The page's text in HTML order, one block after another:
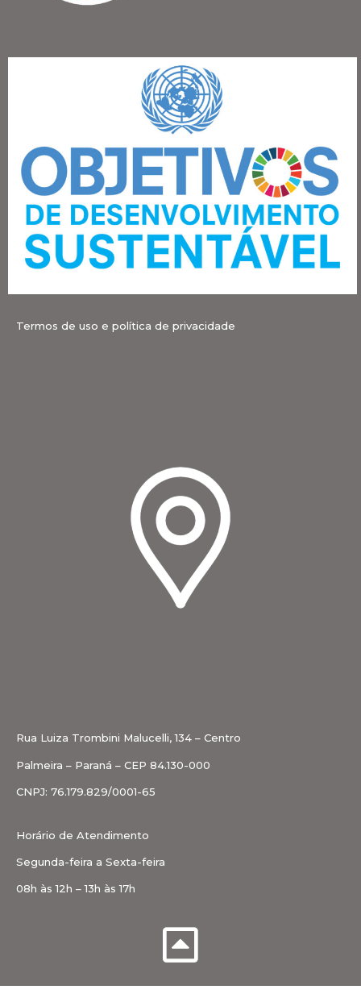
Termos de uso e política de privacidade
Rua Luiza Trombini Malucelli, 134 – Centro
Palmeira – Paraná – CEP 84.130-000
CNPJ: 76.179.829/0001-65
Horário de Atendimento
Segunda-feira a Sexta-feira
08h às 12h – 13h às 17h